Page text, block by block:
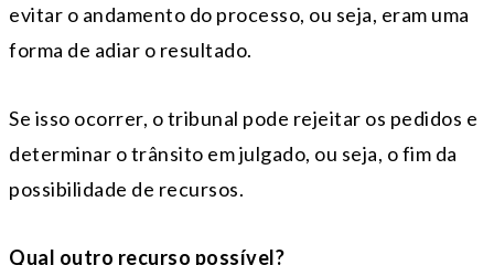
evitar o andamento do processo, ou seja, eram uma
forma de adiar o resultado.
Se isso ocorrer, o tribunal pode rejeitar os pedidos e
determinar o trânsito em julgado, ou seja, o fim da
possibilidade de recursos.
Qual outro recurso possível?